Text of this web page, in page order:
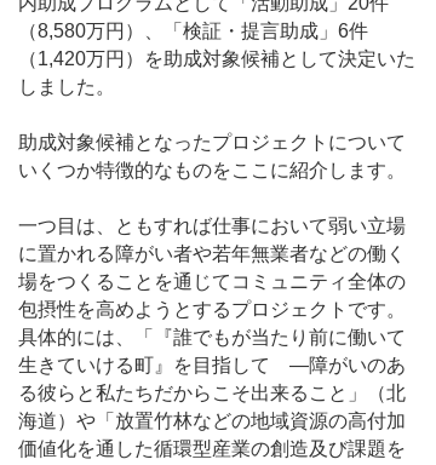
（8,580万円）、「検証・提言助成」6件
（1,420万円）を助成対象候補として決定いた
しました。
助成対象候補となったプロジェクトについて
いくつか特徴的なものをここに紹介します。
一つ目は、ともすれば仕事において弱い立場
に置かれる障がい者や若年無業者などの働く
場をつくることを通じてコミュニティ全体の
包摂性を高めようとするプロジェクトです。
具体的には、「『誰でもが当たり前に働いて
生きていける町』を目指して ―障がいのあ
る彼らと私たちだからこそ出来ること」（北
海道）や「放置竹林などの地域資源の高付加
価値化を通した循環型産業の創造及び課題を